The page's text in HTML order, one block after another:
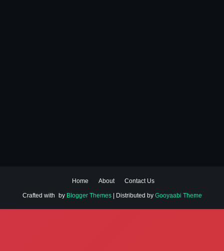
Home About Contact Us
Crafted with by Blogger Themes| Distributed by Gooyaabi Theme